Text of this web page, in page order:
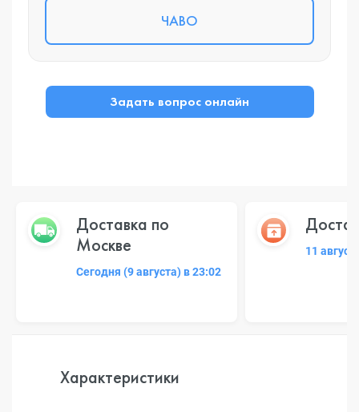
ЧАВО
Задать вопрос онлайн
Доставка по
Москве
Сегодня (9 августа) в 23:02
11
Характеристики